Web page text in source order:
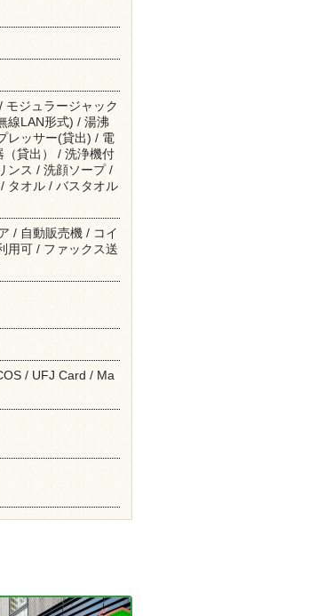
モジュラージャック
線LAN形式) / 湯沸
レッサー(貸出) / 電
貸出） / 洗浄機付
ンス / 洗顔ソープ /
タオル / バスタオル
/ 自動販売機 / コイ
用可 / ファックス送
/ UFJ Card / Ma